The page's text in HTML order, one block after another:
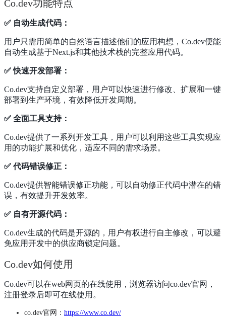
Co.dev功能特点
✅ 自动生成代码：
用户只需用简单的自然语言描述他们的应用构想，Co.dev便能
自动生成基于Next.js和其他技术栈的完整应用代码。
✅ 快速开发部署：
Co.dev支持自定义部署，用户可以快速进行修改、扩展和一键
部署到生产环境，有效降低开发周期。
✅ 全面工具支持：
Co.dev提供了一系列开发工具，用户可以利用这些工具实现应
用的功能扩展和优化，适应不同的需求场景。
✅ 代码错误修正：
Co.dev提供智能错误修正功能，可以自动修正代码中潜在的错
误，有效提升开发效率。
✅ 自有开源代码：
Co.dev生成的代码是开源的，用户有权进行自主修改，可以避
免应用开发中的供应商锁定问题。
Co.dev如何使用
Co.dev可以在web网页的在线使用，浏览器访问co.dev官网，
注册登录后即可在线使用。
co.dev官网： https://www.co.dev/